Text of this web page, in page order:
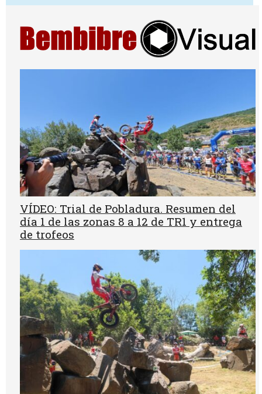
VÍDEO: Trial de Pobladura. Resumen del
día 1 de las zonas 8 a 12 de TR1 y entrega
de trofeos